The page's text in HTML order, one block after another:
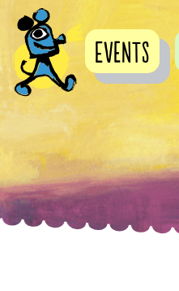
Events